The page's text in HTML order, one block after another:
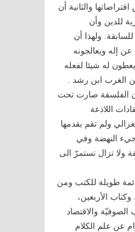
والثانية أن
للدين وأن
للسابقة. ولهذا أن
عن إله ويعالجونه
له شيئا لفعله
الغرب ابن رشد .
الفلسفة صارت تحت
اللاذعة
ولم تقم بقدمها
النهضة وفي
ولا تزال تستمرّ الى
طويلة للكتب ومن
وكتاب الأربعين،
الصوفيّة والاقتصاد
عن علم الكلام